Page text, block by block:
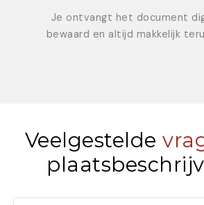
Je ontvangt het document
bewaard en altijd makkelijk
Veelgestelde